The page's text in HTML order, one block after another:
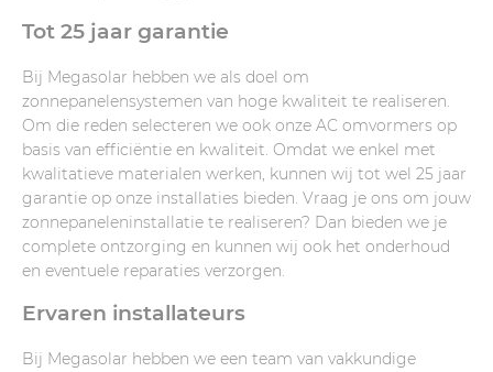
Tot 25 jaar garantie
Bij Megasolar hebben we als doel om
zonnepanelensystemen van hoge kwaliteit te realiseren.
Om die reden selecteren we ook onze AC omvormers op
basis van efficiëntie en kwaliteit. Omdat we enkel met
kwalitatieve materialen werken, kunnen wij tot wel 25 jaar
garantie op onze installaties bieden. Vraag je ons om jouw
zonnepaneleninstallatie te realiseren? Dan bieden we je
complete ontzorging en kunnen wij ook het onderhoud
en eventuele reparaties verzorgen.
Ervaren installateurs
Bij Megasolar hebben we een team van vakkundige